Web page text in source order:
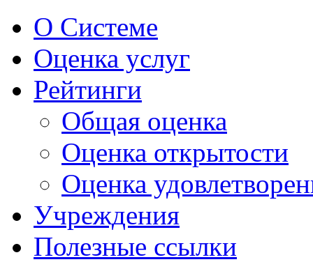
О Системе
Оценка услуг
Рейтинги
Общая оценка
Оценка открытости
Оценка
Учреждения
Полезные ссылки